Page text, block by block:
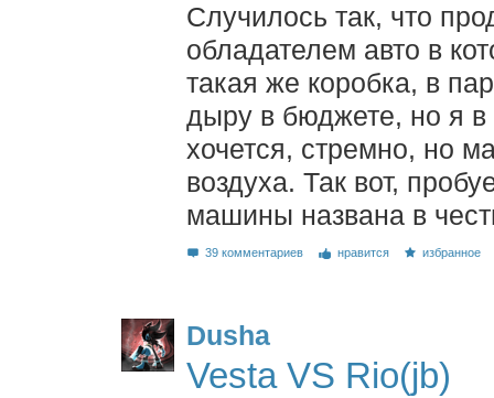
Случилось так, что
обладателем авто в
такая же коробка, в
дыру в бюджете, но я в
хочется, стремно, но
воздуха. Так вот,
машины названа в
39 комментариев нравится избранное
Dusha
Vesta VS Rio(jb)